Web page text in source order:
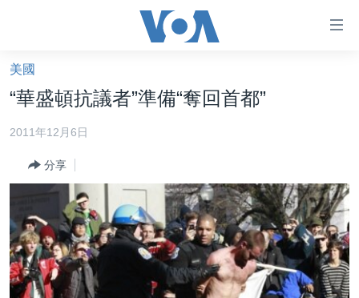
礙
鏈
跳
跳
轉
到
導
美國大選2024
台灣
海外港人
新聞自由
揭謊頻道
美國
“華盛頓抗議者”準備“奪回首都”
2011年12月6日
分享